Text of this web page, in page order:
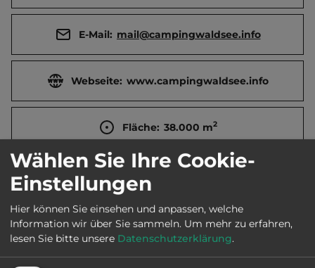
E-Mail: mail@campingwaldsee.info
Webseite: www.campingwaldsee.info
Fläche: 38.000 m2
Öffnungszeiten:
Telefon: 0049 33631 5037
Wählen Sie Ihre Cookie-
Einstellungen
Hier können Sie einsehen und anpassen, welche
Information wir über Sie sammeln. Um mehr zu erfahren,
lesen Sie bitte unsere Datenschutzerklärung.